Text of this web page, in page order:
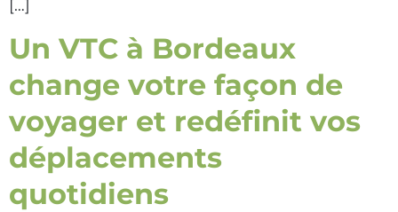
[…]
Un VTC à Bordeaux
change votre façon de
voyager et redéfinit vos
déplacements
quotidiens